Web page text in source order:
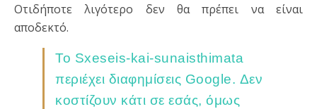
Οτιδήποτε λιγότερο δεν θα πρέπει να είναι
αποδεκτό.
Το Sxeseis-kai-sunaisthimata
περιέχει διαφημίσεις Google. Δεν
κοστίζουν κάτι σε εσάς, όμως